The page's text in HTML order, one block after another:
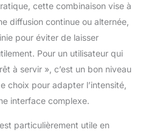
cette combinaison vise à
diffusion continue ou alternée,
pour éviter de laisser
Pour un utilisateur qui
à servir », c’est un bon niveau
choix pour adapter l’intensité,
interface complexe.
particulièrement utile en